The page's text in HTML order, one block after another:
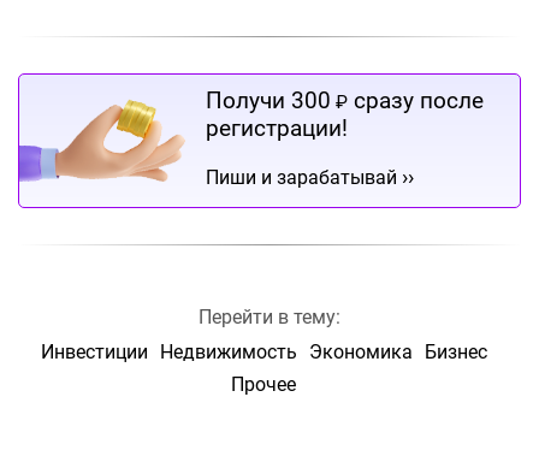
Получи 300 ₽ сразу после
регистрации!
Пиши и зарабатывай ››
Перейти в тему:
Инвестиции
Недвижимость Экономика
Бизнес
Прочее